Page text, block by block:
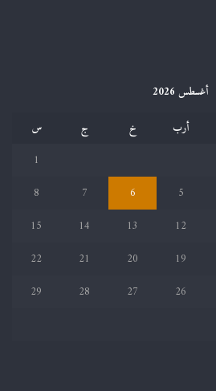
أغسطس 2026
أرب خ ج
س
1
5
6
7
8
12
13
14
15
19
20
21
22
26
27
28
29